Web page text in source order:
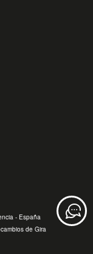
- España
de Gira